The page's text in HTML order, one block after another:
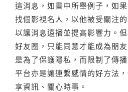
這消息，如書中所舉例子，如
找個影視名人，以他被受關注
以讓消息遠播並提高影響力。
好友圈，只能同意才能成為朋
是為了保護隱私，而限制了傳
平台亦是讓連繫感情的好方法
享資訊、關心時事。